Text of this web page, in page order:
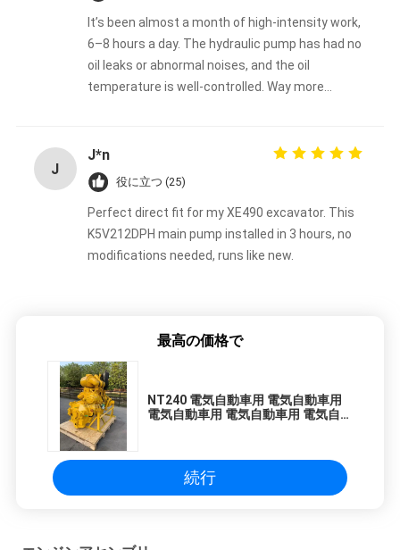
It’s been almost a month of high-intensity work,
6–8 hours a day. The hydraulic pump has had no
oil leaks or abnormal noises, and the oil
temperature is well-controlled. Way more
J
J*n
役に立つ (25)
Perfect direct fit for my XE490 excavator. This
K5V212DPH main pump installed in 3 hours, no
modifications needed, runs like new.
最高の価格で
NT240 電気自動車用 電気自動車用
電気自動車用 電気自動車用 電気自動
用 電気自動車用 電気自動車用 電気
自動車用 電気自動車用 電気自動車用
電気自動車用 電気自動車用 電気自動
車用
続行